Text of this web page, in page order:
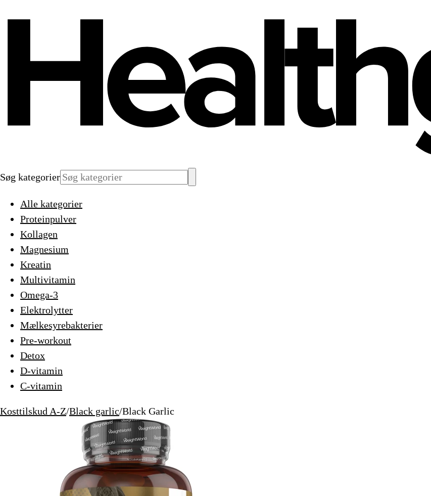
Søg kategorier
Alle kategorier
Proteinpulver
Kollagen
Magnesium
Kreatin
Multivitamin
Omega-3
Elektrolytter
Mælkesyrebakterier
Pre-workout
Detox
D-vitamin
C-vitamin
Kosttilskud A-Z/Black garlic/Black Garlic